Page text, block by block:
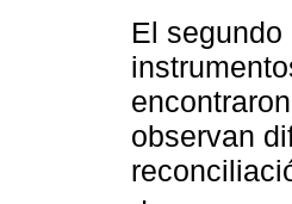
El
observan